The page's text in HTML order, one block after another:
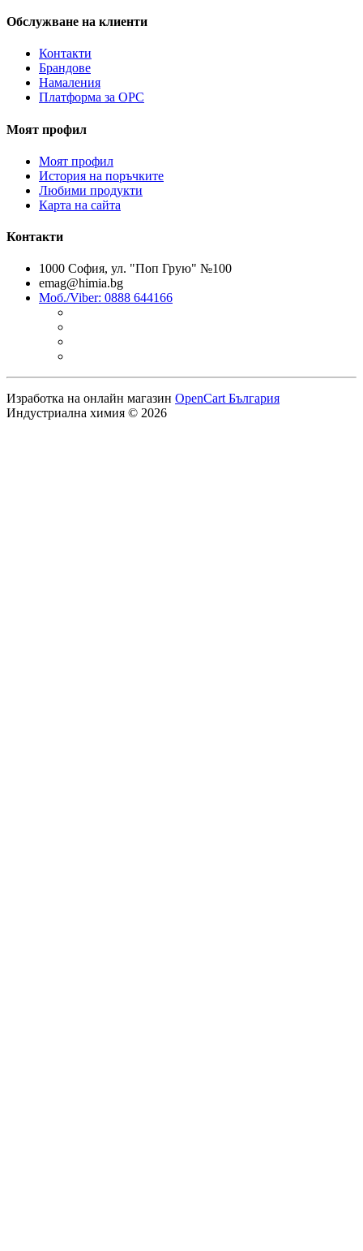
Обслужване на клиенти
Контакти
Брандове
Намаления
Платформа за ОРС
Моят профил
Моят профил
История на поръчките
Любими продукти
Карта на сайта
Контакти
1000 София, ул. "Поп Грую" №100
emag@himia.bg
Моб./Viber: 0888 644166
Изработка на онлайн магазин OpenCart България
Индустриална химия © 2026